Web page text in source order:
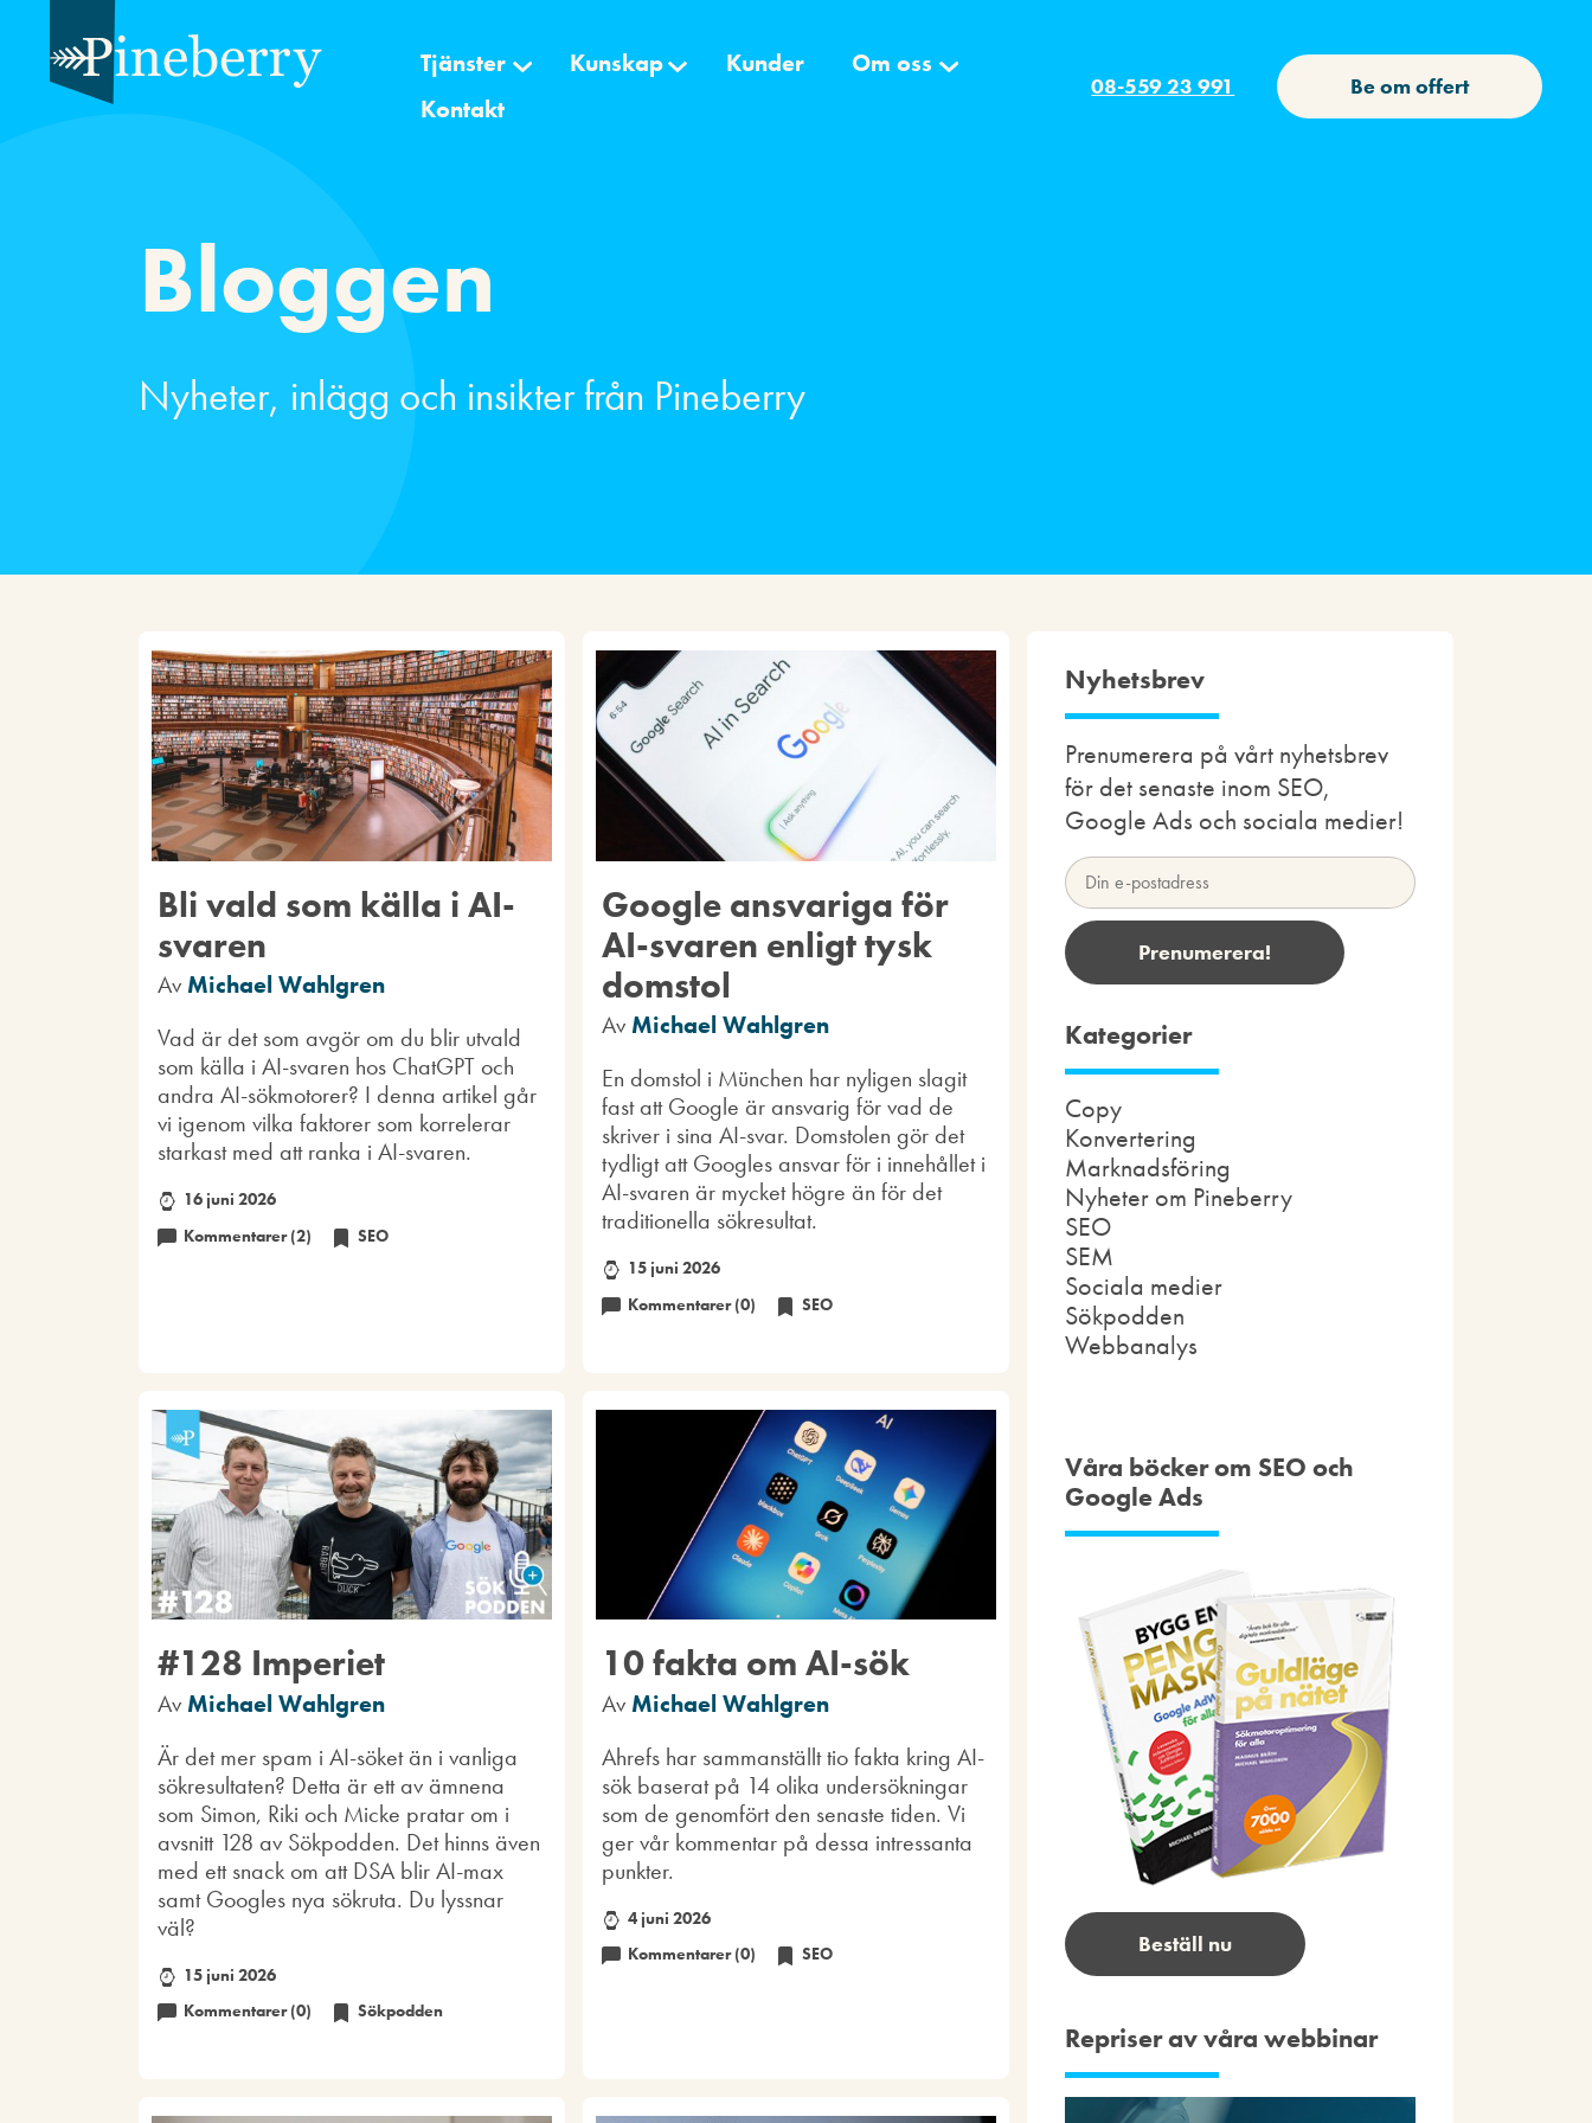
Tjänster Kunskap Kunder
Om oss
Kontakt
08-559 23 991 Be om offert
Bloggen
Nyheter, inlägg och insikter från Pineberry
Bli vald som källa i AI-
svaren
Av Michael Wahlgren
Vad är det som avgör om du blir utvald
som källa i AI-svaren hos ChatGPT och
andra AI-sökmotorer? I denna artikel går
vi igenom vilka faktorer som korrelerar
starkast med att ranka i AI-svaren.
16 juni 2026
Kommentarer (2)
SEO
Google ansvariga för
AI-svaren enligt tysk
domstol
Av Michael Wahlgren
En domstol i München har nyligen slagit
fast att Google är ansvarig för vad de
skriver i sina AI-svar. Domstolen gör det
tydligt att Googles ansvar för i innehållet i
AI-svaren är mycket högre än för det
traditionella sökresultat.
15 juni 2026
Kommentarer (0)
SEO
#128 Imperiet
Av Michael Wahlgren
Är det mer spam i AI-söket än i vanliga
sökresultaten? Detta är ett av ämnena
som Simon, Riki och Micke pratar om i
avsnitt 128 av Sökpodden. Det hinns även
med ett snack om att DSA blir AI-max
samt Googles nya sökruta. Du lyssnar
väl?
15 juni 2026
Kommentarer (0)
Sökpodden
10 fakta om AI-sök
Av Michael Wahlgren
Ahrefs har sammanställt tio fakta kring AI-
sök baserat på 14 olika undersökningar
som de genomfört den senaste tiden. Vi
ger vår kommentar på dessa intressanta
punkter.
4 juni 2026
Kommentarer (0)
SEO
Nyhetsbrev
Prenumerera på vårt nyhetsbrev
för det senaste inom SEO,
Google Ads och sociala medier!
Kategorier
Copy
Konvertering
Marknadsföring
Nyheter om Pineberry
SEO
SEM
Sociala medier
Sökpodden
Webbanalys
Våra böcker om SEO och
Google Ads
Beställ nu
Repriser av våra webbinar